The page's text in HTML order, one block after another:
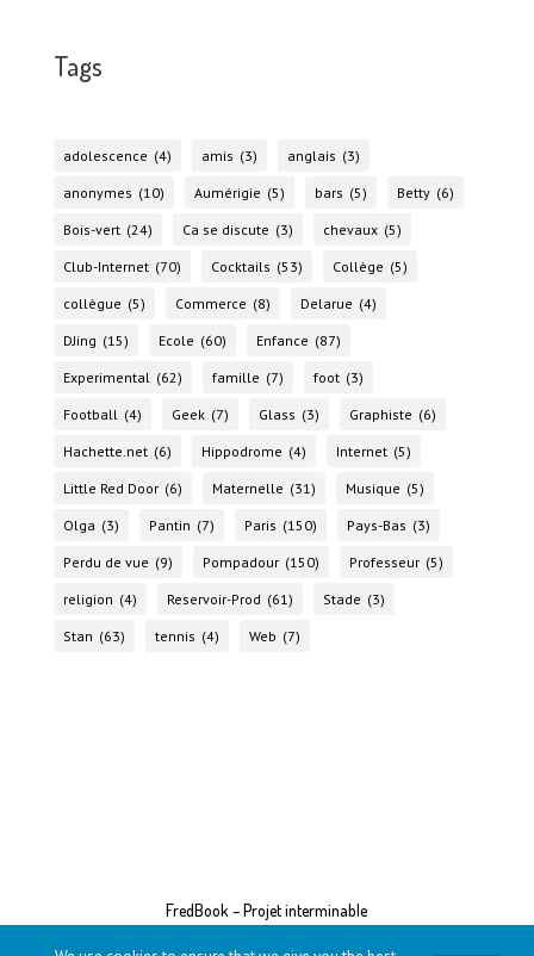
Tags
adolescence (4) amis (3) anglais (3)
anonymes (10) Aumérigie (5) bars (5) Betty (6)
Bois-vert (24) Ca se discute (3) chevaux (5)
Club-Internet (70) Cocktails (53) Collège (5)
collègue (5) Commerce (8) Delarue (4)
DJing (15) Ecole (60) Enfance (87)
Experimental (62) famille (7) foot (3)
Football (4) Geek (7) Glass (3) Graphiste (6)
Hachette.net (6) Hippodrome (4) Internet (5)
Little Red Door (6) Maternelle (31) Musique (5)
Olga (3) Pantin (7) Paris (150) Pays-Bas (3)
Perdu de vue (9) Pompadour (150) Professeur (5)
religion (4) Reservoir-Prod (61) Stade (3)
Stan (63) tennis (4) Web (7)
FredBook – Projet interminable